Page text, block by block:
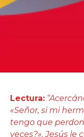
Lectura:
«Señor, si mi
tengo que
veces?». Jesús